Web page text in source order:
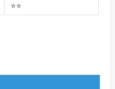
⭐⭐